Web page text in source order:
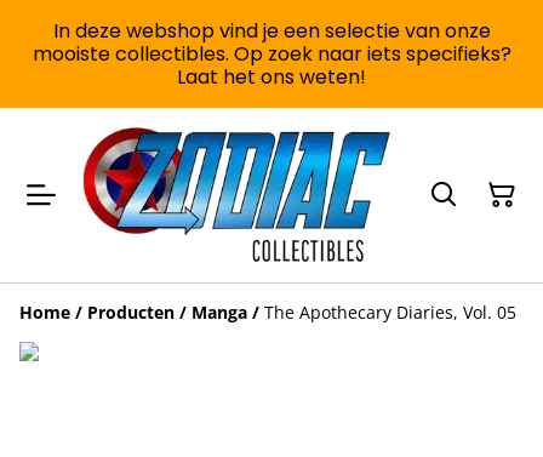
In deze webshop vind je een selectie van onze
mooiste collectibles. Op zoek naar iets specifieks?
Laat het ons weten!
Home / Producten / Manga / The Apothecary Diaries, Vol. 05